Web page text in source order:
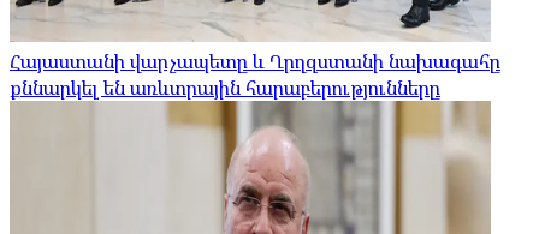
Հայաստանի վարչապետը և Ղրղզստանի նախագահը
քննարկել են առևտրային հարաբերությունները